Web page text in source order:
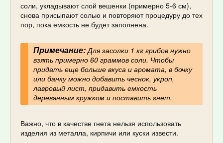
соли, укладывают слой вешенки (примерно 5-6 см),
снова присыпают солью и повторяют процедуру до тех
пор, пока емкость не будет заполнена.
Примечание:Для засолки 1 кг грибов нужно
взять примерно 60 граммов соли. Чтобы
придать еще больше вкуса и аромата, в бочку
или банку можно добавить чеснок, укроп,
лавровый лист, придавить емкость
деревянным кружком и поставить гнет.
Важно, что в качестве гнета нельзя использовать
изделия из металла, кирпичи или куски извести.